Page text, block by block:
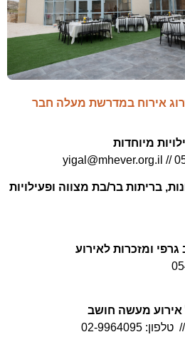
אירוח במדרשת מעלה חבר
מיוחדות
בריתות בר/בת מצווה ופעילויות
גרפי ומזכרות לאירוע
אירוע מעשה חושב
טלפון: 02-9964095